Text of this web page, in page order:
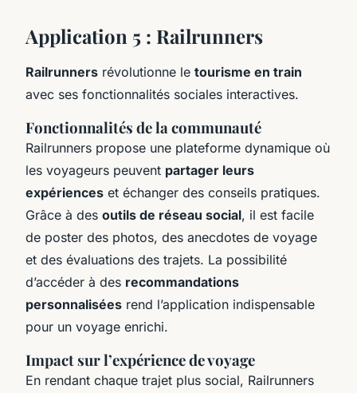
Application 5 : Railrunners
Railrunners révolutionne le tourisme en train
avec ses fonctionnalités sociales interactives.
Fonctionnalités de la communauté
Railrunners propose une plateforme dynamique où
les voyageurs peuvent partager leurs
expériences et échanger des conseils pratiques.
Grâce à des outils de réseau social, il est facile
de poster des photos, des anecdotes de voyage
et des évaluations des trajets. La possibilité
d’accéder à des recommandations
personnalisées rend l’application indispensable
pour un voyage enrichi.
Impact sur l’expérience de voyage
En rendant chaque trajet plus social, Railrunners